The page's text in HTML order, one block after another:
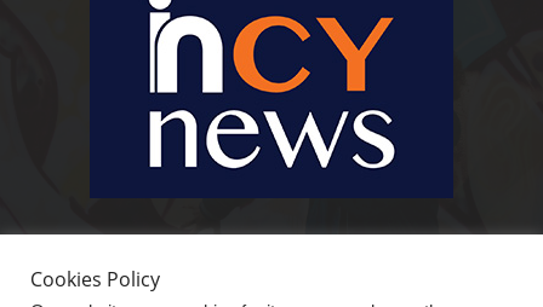
είστε πραγματικά in cynews στην επικαιρότητα.
Cookies Policy